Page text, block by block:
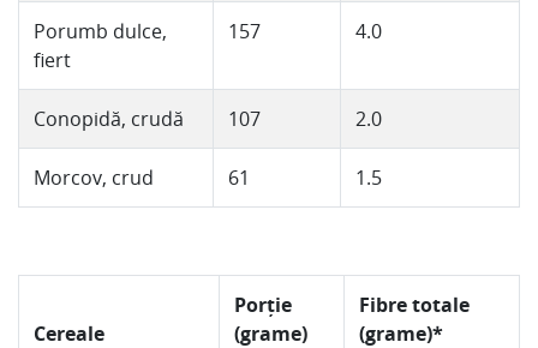
Porumb dulce,
fiert
157 4.0
Conopidă, crudă 107 2.0
Morcov, crud 61 1.5
Cereale
Porție
(grame)
Fibre totale
(grame)*